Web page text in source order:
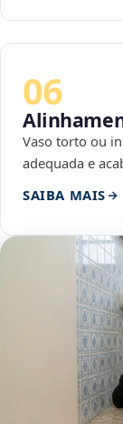
06
Vaso torto ou
adequada e
SAIBA MAIS